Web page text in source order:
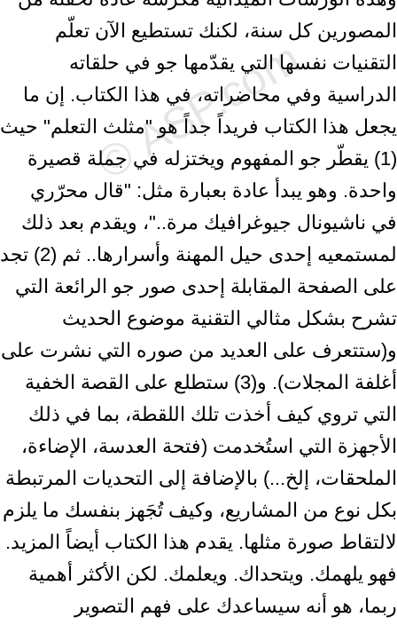
المصورين كل سنة، لكنك تستطيع الآن تعلّم
التقنيات نفسها التي يقدّمها جو في حلقاته
الدراسية وفي محاضراته، في هذا الكتاب. إن ما
يجعل هذا الكتاب فريداً جداً هو "مثلث التعلم" حيث
(1) يقطّر جو المفهوم ويختزله في جملة قصيرة
واحدة. وهو يبدأ عادة بعبارة مثل: "قال محرّري
في ناشيونال جيوغرافيك مرة.."، ويقدم بعد ذلك
لمستمعيه إحدى حيل المهنة وأسرارها.. ثم (2) تجد
على الصفحة المقابلة إحدى صور جو الرائعة التي
تشرح بشكل مثالي التقنية موضوع الحديث
و(ستتعرف على العديد من صوره التي نشرت على
أغلفة المجلات). و(3) ستطلع على القصة الخفية
التي تروي كيف أخذت تلك اللقطة، بما في ذلك
الأجهزة التي استُخدمت (فتحة العدسة، الإضاءة،
الملحقات، إلخ...) بالإضافة إلى التحديات المرتبطة
بكل نوع من المشاريع، وكيف تُجَهز بنفسك ما يلزم
لالتقاط صورة مثلها. يقدم هذا الكتاب أيضاً المزيد.
فهو يلهمك. ويتحداك. ويعلمك. لكن الأكثر أهمية
ربما، هو أنه سيساعدك على فهم التصوير